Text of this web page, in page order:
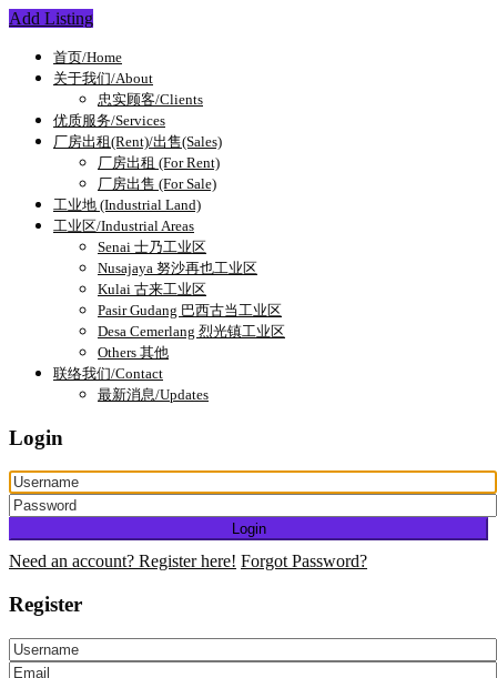
Add Listing
首页/Home
关于我们/About
忠实顾客/Clients
优质服务/Services
厂房出租(Rent)/出售(Sales)
厂房出租 (For Rent)
厂房出售 (For Sale)
工业地 (Industrial Land)
工业区/Industrial Areas
Senai 士乃工业区
Nusajaya 努沙再也工业区
Kulai 古来工业区
Pasir Gudang 巴西古当工业区
Desa Cemerlang 烈光镇工业区
Others 其他
联络我们/Contact
最新消息/Updates
Login
Login
Need an account? Register here! Forgot Password?
Register